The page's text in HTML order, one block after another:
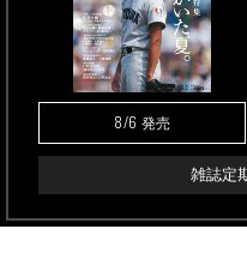
8/6 発売
雑誌定